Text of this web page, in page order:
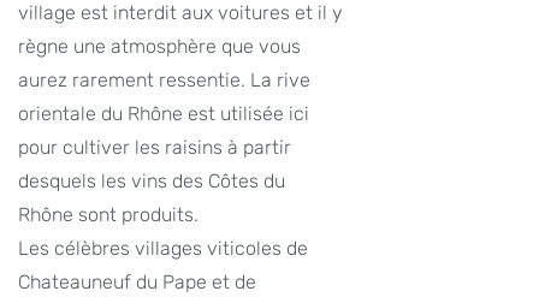
village est interdit aux voitures et il y
règne une atmosphère que vous
aurez rarement ressentie. La rive
orientale du Rhône est utilisée ici
pour cultiver les raisins à partir
desquels les vins des Côtes du
Rhône sont produits.
Les célèbres villages viticoles de
Chateauneuf du Pape et de